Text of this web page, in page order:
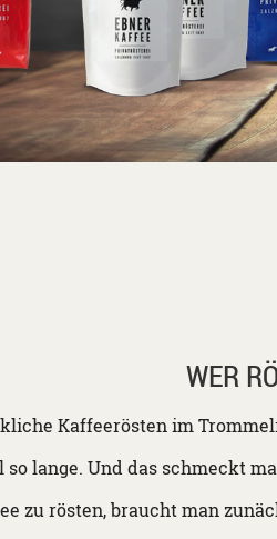
WER
Kaffeerösten im
so lange. Und das schmeckt
zu rösten, braucht man